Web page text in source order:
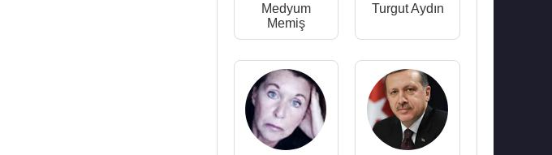
Medyum
Memiş
Turgut Aydın